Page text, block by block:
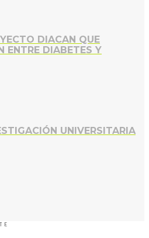
DIACAN QUE
ENTRE DIABETES Y
UNIVERSITARIA